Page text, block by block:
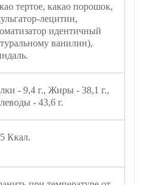
тертое, какао порошок,
лецитин,
идентичный
ванилин),
- 9,4 г., Жиры - 38,1 г.,
- 43,6 г.
Ккал.